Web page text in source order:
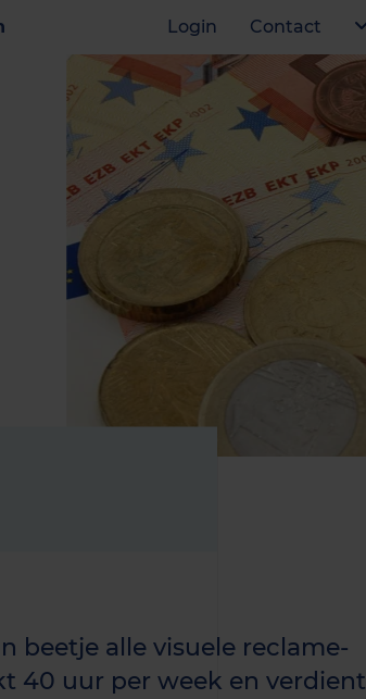
Login Contact
beetje alle visuele reclame-
40 uur per week en verdient